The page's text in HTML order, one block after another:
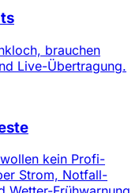
brauchen
Live-Übertragung.
kein Profi-
Strom, Notfall-